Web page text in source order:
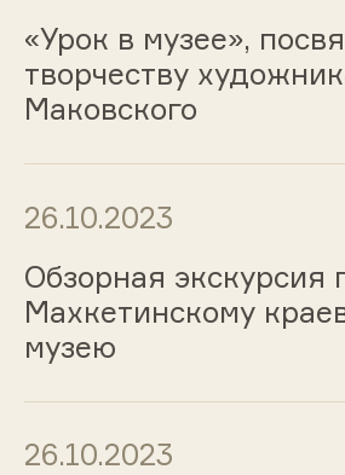
«Урок в музее»,
творчеству
Маковского
26.10.2023
Обзорная экскурсия
Махкетинскому
музею
26.10.2023